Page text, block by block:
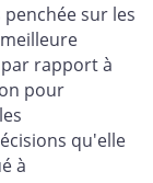
sur les
par rapport à
pour
qu'elle
à